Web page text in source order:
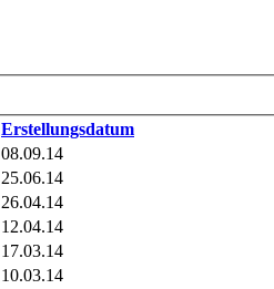
Erstellungsdatum
08.09.14
25.06.14
26.04.14
12.04.14
17.03.14
10.03.14